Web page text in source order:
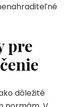
pre
dôležité